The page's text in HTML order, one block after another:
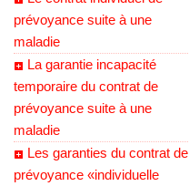
prévoyance suite à une
maladie
La garantie incapacité
temporaire du contrat de
prévoyance suite à une
maladie
Les garanties du contrat de
prévoyance «individuelle